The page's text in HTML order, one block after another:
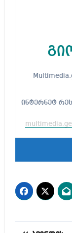
Multimedia.ge-ს დამფუძნებელი და მთავარი
ინტერნეტ
multimedia.ge